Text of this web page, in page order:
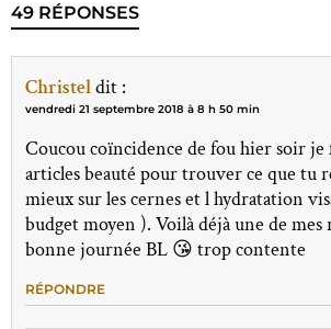
49 RÉPONSES
Christeldit :
vendredi 21 septembre 2018 à 8 h 50 min
Coucou coïncidence de fou hier soir je
articles beauté pour trouver ce que tu
mieux sur les cernes et l hydratation
budget moyen ). Voilà déjà une de
bonne journée BL 😘 trop contente
RÉPONDRE